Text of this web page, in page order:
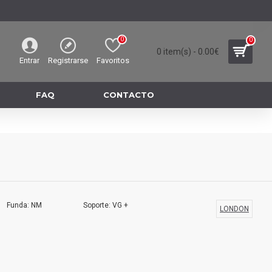
Entrar Registrarse Favoritos
0
0 item(s) - 0.00€
0
FAQ CONTACTO
Funda: NM Soporte: VG + LONDON